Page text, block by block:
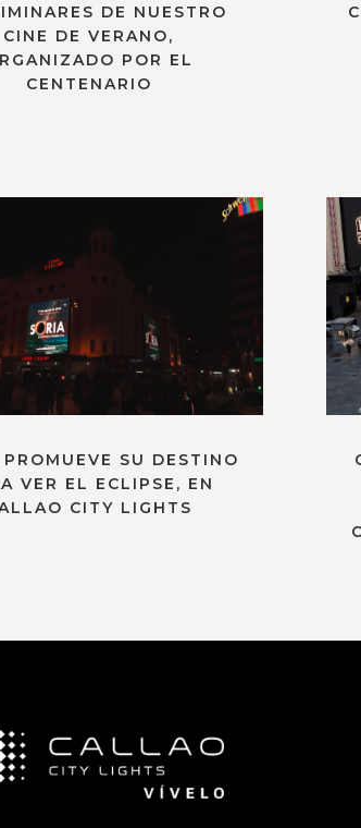
DE NUESTRO
CINE DE VERANO,
POR EL
CENTENARIO
SU DESTINO
VER EL ECLIPSE, EN
CITY LIGHTS